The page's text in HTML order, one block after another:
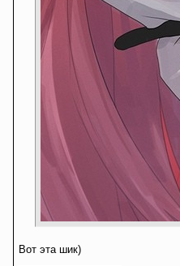
Вот эта шик)